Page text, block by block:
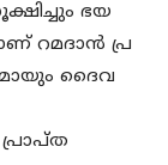
ഭയ
റമദാൻ പ്ര
ദൈവ
പ്രാപ്ത